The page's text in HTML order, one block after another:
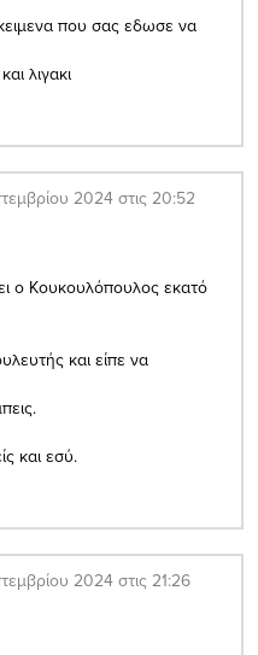
που σας εδωσε να
λιγακι
2024 στις 20:52
ο Κουκουλόπουλος εκατό
και είπε να
και εσύ.
2024 στις 21:26